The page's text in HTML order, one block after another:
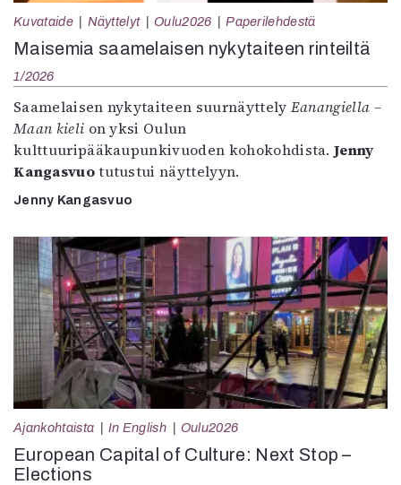
Kuvataide Näyttelyt Oulu2026 Paperilehdestä
Maisemia saamelaisen nykytaiteen rinteiltä
1/2026
Saamelaisen nykytaiteen suurnäyttely Eanangiella –
Maan kieli on yksi Oulun
kulttuuripääkaupunkivuoden kohokohdista.Jenny
Kangasvuotutustui näyttelyyn.
Jenny Kangasvuo
Ajankohtaista In English Oulu2026
European Capital of Culture: Next Stop –
Elections